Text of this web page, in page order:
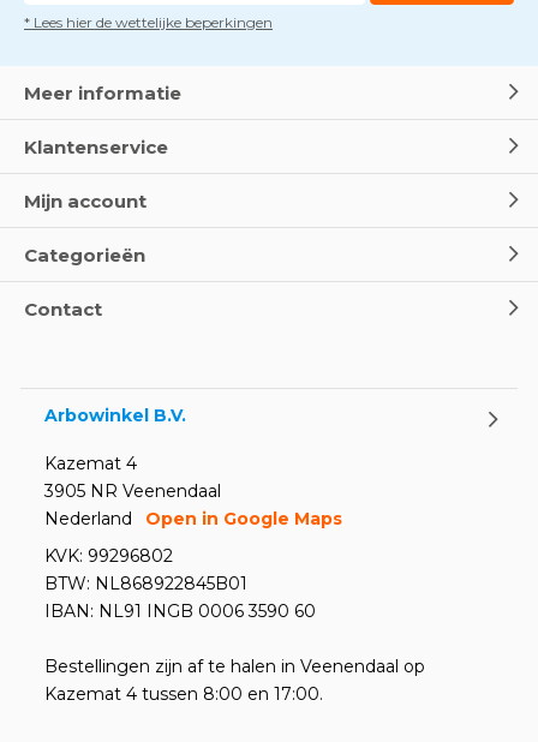
Dag van de BHV - Als elke
Oogspoel flessen en
* Lees hier de wettelijke beperkingen
Meer informatie
Klantenservice
Mijn account
Categorieën
Contact
Arbowinkel B.V.
Kazemat 4
3905 NR Veenendaal
Nederland
Open in Google Maps
KVK: 99296802
BTW: NL868922845B01
IBAN: NL91 INGB 0006 3590 60
Bestellingen zijn af te halen in Veenendaal op
Kazemat 4 tussen 8:00 en 17:00.